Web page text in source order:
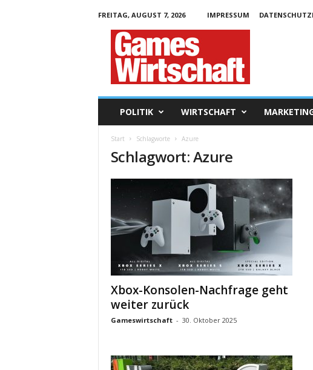
FREITAG, AUGUST 7, 2026 IMPRESSUM
POLITIK WIRTSCHAFT
Start Schlagworte Azure
Schlagwort: Azure
Xbox-Konsolen-Nachfrage geht
weiter zurück
Gameswirtschaft - 30. Oktober 2025